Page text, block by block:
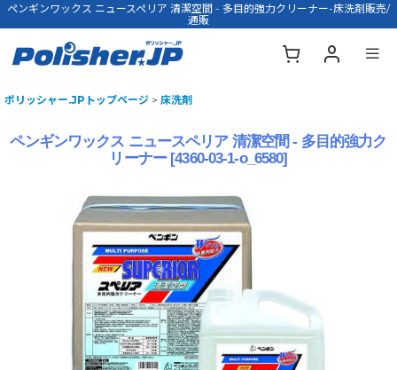
ペンギンワックス ニュースペリア 清潔空間 - 多目的強力クリーナー-床洗剤販売/
通販
ポリッシャー.JPトップページ > 床洗剤
ペンギンワックス ニュースペリア 清潔空間 - 多目的強力ク
リーナー [4360-03-1-o_6580]